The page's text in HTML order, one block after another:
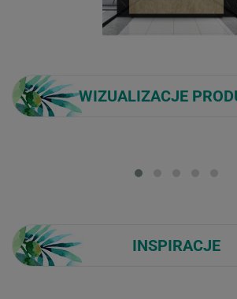
WIZUALIZACJE
INSPIRACJE